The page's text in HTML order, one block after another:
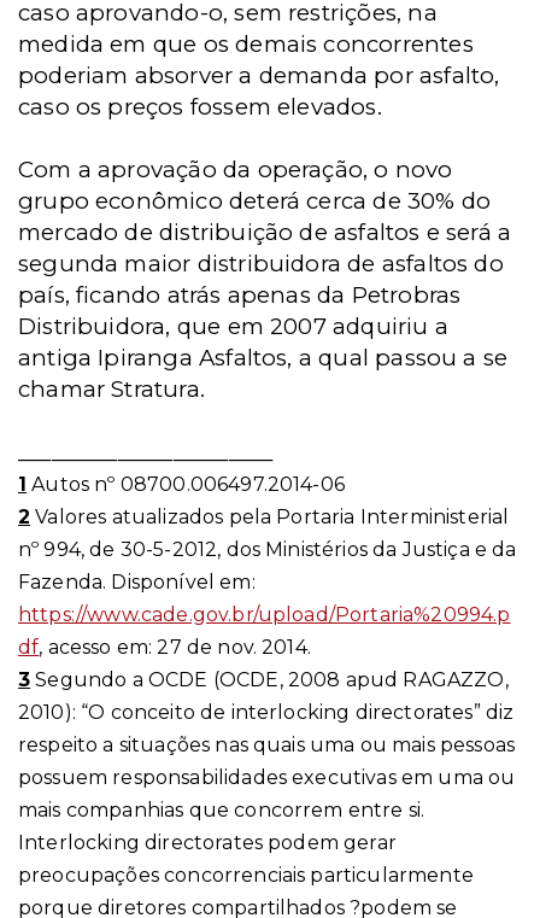
caso aprovando-o, sem restrições, na
medida em que os demais concorrentes
poderiam absorver a demanda por asfalto,
caso os preços fossem elevados.
Com a aprovação da operação, o novo
grupo econômico deterá cerca de 30% do
mercado de distribuição de asfaltos e será a
segunda maior distribuidora de asfaltos do
país, ficando atrás apenas da Petrobras
Distribuidora, que em 2007 adquiriu a
antiga Ipiranga Asfaltos, a qual passou a se
chamar Stratura.
1 Autos nº 08700.006497.2014-06
2 Valores atualizados pela Portaria Interministerial
nº 994, de 30-5-2012, dos Ministérios da Justiça e da
Fazenda. Disponível em:
https://www.cade.gov.br/upload/Portaria%20994.p
df, acesso em: 27 de nov. 2014.
3 Segundo a OCDE (OCDE, 2008 apud RAGAZZO,
2010): “O conceito de interlocking directorates” diz
respeito a situações nas quais uma ou mais pessoas
possuem responsabilidades executivas em uma ou
mais companhias que concorrem entre si.
Interlocking directorates podem gerar
preocupações concorrenciais particularmente
porque diretores compartilhados ?podem se